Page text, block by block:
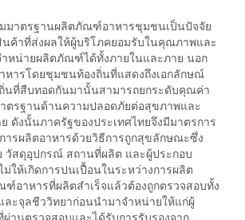
มาตรฐานผลิตภัณฑ์อาหารชุมชนเป็นปัจจัย
ค้าที่ส่งผลให้ผู้บริโภคยอมรับในคุณภาพและ
ำหน่ายผลิตภัณฑ์ได้ทั้งภายในและภาย นอก
หารโดยชุมชนท้องถิ่นที่แสดงถึงเอกลักษณ์
ที่สืบทอดกันมานั้นสามารถยกระดับคุณค่า
ตรฐานด้านความปลอดภัยต่อสุขภาพและ
ดังนั้นภาครัฐของประเทศไทยจึงมีมาตรการ
ารผลิตอาหารด้วยวิธีการถูกสุขลักษณะซึ่ง
วัสดุอุปกรณ์ สถานที่ผลิต และผู้ประกอบ
ม่ให้เกิดการปนเปื้อนในระหว่างการผลิต
อาหารที่ผลิตสำเร็จแล้วต้องถูกตรวจสอบทั้ง
ละจุลชีววิทยาก่อนนำมาจำหน่ายให้แก่ผู้
นตรวจสอบและได้รับการรับรองจาก